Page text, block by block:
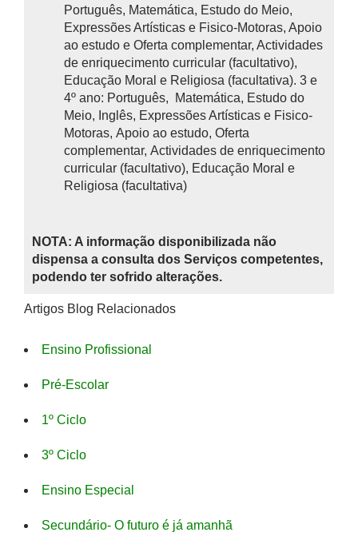
Português, Matemática, Estudo do Meio,
Expressões Artísticas e Fisico-Motoras, Apoio
ao estudo e Oferta complementar, Actividades
de enriquecimento curricular (facultativo),
Educação Moral e Religiosa (facultativa). 3 e
4º ano: Português, Matemática, Estudo do
Meio, Inglês, Expressões Artísticas e Fisico-
Motoras, Apoio ao estudo, Oferta
complementar, Actividades de enriquecimento
curricular (facultativo), Educação Moral e
Religiosa (facultativa)
NOTA: A informação disponibilizada não
dispensa a consulta dos Serviços competentes,
podendo ter sofrido alterações.
Artigos Blog Relacionados
Ensino Profissional
Pré-Escolar
1º Ciclo
3º Ciclo
Ensino Especial
Secundário- O futuro é já amanhã